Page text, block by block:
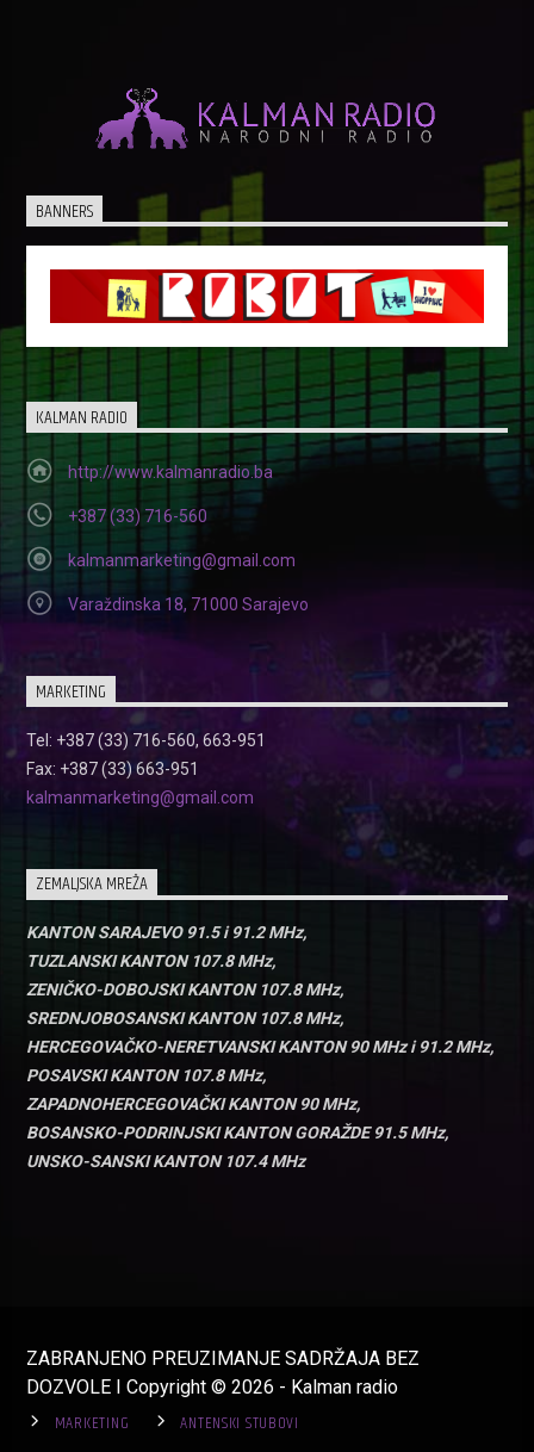
BANNERS
KALMAN RADIO
http://www.kalmanradio.ba
+387 (33) 716-560
kalmanmarketing@gmail.com
Varaždinska 18, 71000 Sarajevo
MARKETING
Tel: +387 (33) 716-560, 663-951
Fax: +387 (33) 663-951
kalmanmarketing@gmail.com
ZEMALJSKA MREŽA
KANTON SARAJEVO 91.5 i 91.2 MHz,
TUZLANSKI KANTON 107.8 MHz,
ZENIČKO-DOBOJSKI KANTON 107.8 MHz,
SREDNJOBOSANSKI KANTON 107.8 MHz,
HERCEGOVAČKO-NERETVANSKI KANTON 90 MHz i 91.2 MHz,
POSAVSKI KANTON 107.8 MHz,
ZAPADNOHERCEGOVAČKI KANTON 90 MHz,
BOSANSKO-PODRINJSKI KANTON GORAŽDE 91.5 MHz,
UNSKO-SANSKI KANTON 107.4 MHz
ZABRANJENO PREUZIMANJE SADRŽAJA BEZ
DOZVOLE I Copyright © 2026 - Kalman radio
MARKETING ANTENSKI STUBOVI